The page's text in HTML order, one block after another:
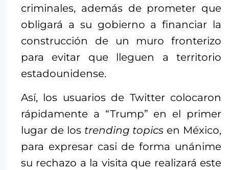
criminales, además de prometer que
obligará a su gobierno a financiar la
construcción de un muro fronterizo
para evitar que lleguen a territorio
estadounidense.
Así, los usuarios de Twitter colocaron
rápidamente a “Trump” en el primer
lugar de los trending topics en México,
para expresar casi de forma unánime
su rechazo a la visita que realizará este